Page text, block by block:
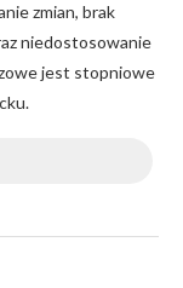
zmian, brak
niedostosowanie
jest stopniowe